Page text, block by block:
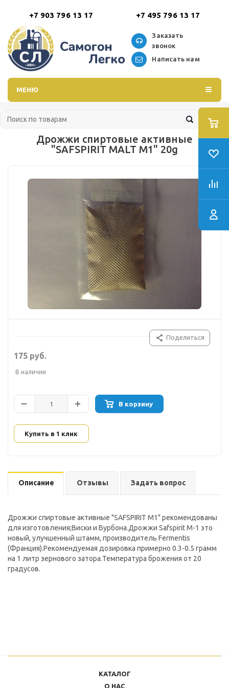
+7 903 796 13 17 +7 495 796 13 17
Заказать
звонок
Написать нам
МЕНЮ
Дрожжи спиртовые активные
"SAFSPIRIT MALT M1" 20g
Поделиться
175 руб.
В наличии
В корзину
Купить в 1 клик
Описание Отзывы Задать вопрос
Дрожжи спиртовые активные "SAFSPIRIT M1" рекомендованы
для изготовления;Виски и Бурбона.Дрожжи Safspirit M-1 это
новый, улучшенный штамм, производитель Fermentis
(Франция).Рекомендуемая дозировка примерно 0.3-0.5 грамм
на 1 литр зернового затора.Температура брожения от 20
градусов.
КАТАЛОГ
О НАС